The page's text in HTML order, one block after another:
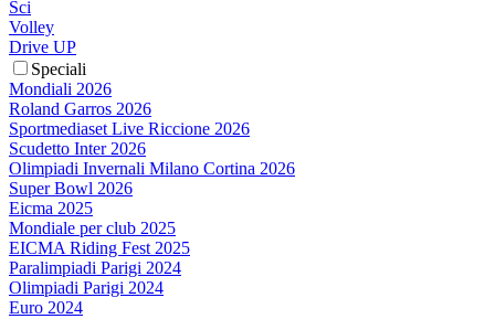
Sci
Volley
Drive UP
Speciali
Mondiali 2026
Roland Garros 2026
Sportmediaset Live Riccione 2026
Scudetto Inter 2026
Olimpiadi Invernali Milano Cortina 2026
Super Bowl 2026
Eicma 2025
Mondiale per club 2025
EICMA Riding Fest 2025
Paralimpiadi Parigi 2024
Olimpiadi Parigi 2024
Euro 2024